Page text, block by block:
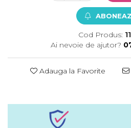
Cod Produs:
Ai nevoie de ajutor?
Adauga la Favorite